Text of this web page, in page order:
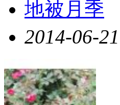
地被月季
2014-06-21